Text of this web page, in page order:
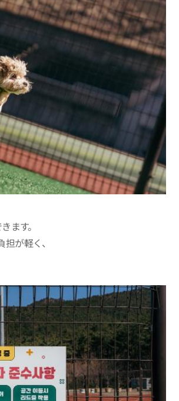
ます。
が軽く、